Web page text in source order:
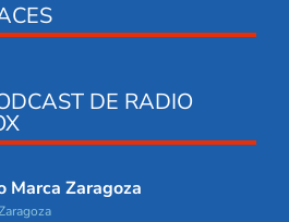
DE RADIO
Zaragoza